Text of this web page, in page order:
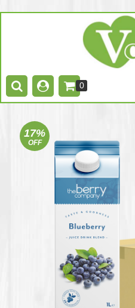
0
17%
OFF